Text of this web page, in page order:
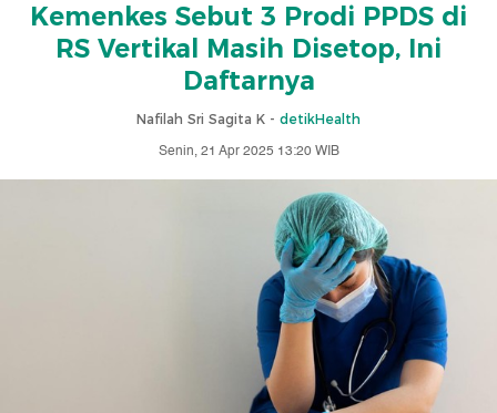
Kemenkes Sebut 3 Prodi PPDS di
RS Vertikal Masih Disetop, Ini
Daftarnya
Nafilah Sri Sagita K - detikHealth
Senin, 21 Apr 2025 13:20 WIB